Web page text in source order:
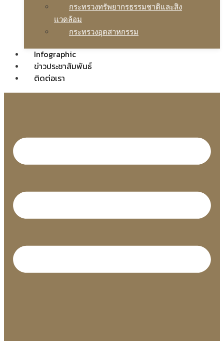
กระทรวงทรัพยากรธรรมชาติและสิง
แวดล้อม
กระทรวงอุตสาหกรรม
Infographic
ข่าวประชาสัมพันธ์
ติดต่อเรา